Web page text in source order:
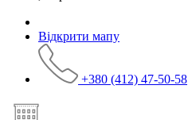
Відкрити мапу
+380 (412) 47-50-58